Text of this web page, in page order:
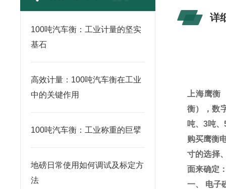
100吨汽车衡：工业计量的坚实
基石
高效计量：100吨汽车衡在工业
中的关键作用
100吨汽车衡：工业称重的巨擘
地磅日常使用如何调试及标定方
法
详
上海鹰
衡），数
吨、3吨、
购买鹰衡
寸的选择
面来确定
一、
电子